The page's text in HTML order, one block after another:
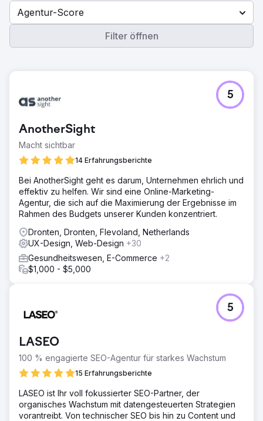
Agentur-Score
Filter öffnen
AnotherSight
Macht sichtbar
14 Erfahrungsberichte
5
Bei AnotherSight geht es darum, Unternehmen ehrlich und
effektiv zu helfen. Wir sind eine Online-Marketing-
Agentur, die sich auf die Maximierung der Ergebnisse im
Rahmen des Budgets unserer Kunden konzentriert.
Dronten, Dronten, Flevoland, Netherlands
UX-Design, Web-Design +30
Gesundheitswesen, E-Commerce +2
$1,000 - $5,000
LASEO
100 % engagierte SEO-Agentur für starkes Wachstum
15 Erfahrungsberichte
5
LASEO ist Ihr voll fokussierter SEO-Partner, der
organisches Wachstum mit datengesteuerten Strategien
vorantreibt. Von technischer SEO bis hin zu Content und